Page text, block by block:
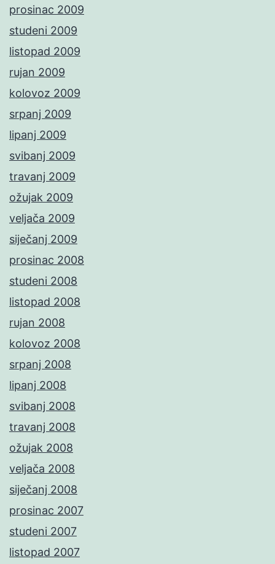
prosinac 2009
studeni 2009
listopad 2009
rujan 2009
kolovoz 2009
srpanj 2009
lipanj 2009
svibanj 2009
travanj 2009
ožujak 2009
veljača 2009
siječanj 2009
prosinac 2008
studeni 2008
listopad 2008
rujan 2008
kolovoz 2008
srpanj 2008
lipanj 2008
svibanj 2008
travanj 2008
ožujak 2008
veljača 2008
siječanj 2008
prosinac 2007
studeni 2007
listopad 2007